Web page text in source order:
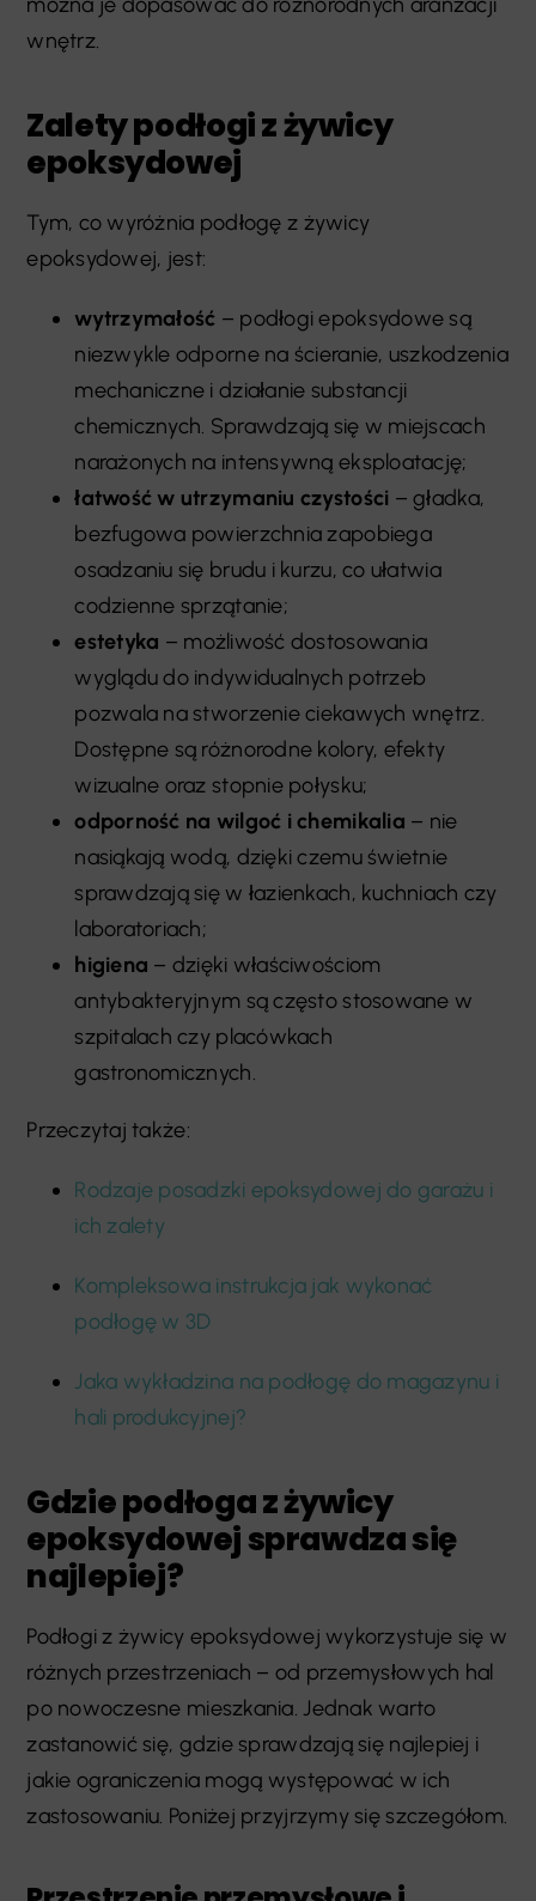
wnętrz.
Zalety podłogi z żywicy
epoksydowej
Tym, co wyróżnia podłogę z żywicy
epoksydowej, jest:
wytrzymałość – podłogi epoksydowe są
niezwykle odporne na ścieranie, uszkodzenia
mechaniczne i działanie substancji
chemicznych. Sprawdzają się w miejscach
narażonych na intensywną eksploatację;
łatwość w utrzymaniu czystości – gładka,
bezfugowa powierzchnia zapobiega
osadzaniu się brudu i kurzu, co ułatwia
codzienne sprzątanie;
estetyka – możliwość dostosowania
wyglądu do indywidualnych potrzeb
pozwala na stworzenie ciekawych wnętrz.
Dostępne są różnorodne kolory, efekty
wizualne oraz stopnie połysku;
odporność na wilgoć i chemikalia – nie
nasiąkają wodą, dzięki czemu świetnie
sprawdzają się w łazienkach, kuchniach czy
laboratoriach;
higiena – dzięki właściwościom
antybakteryjnym są często stosowane w
szpitalach czy placówkach
gastronomicznych.
Przeczytaj także:
Rodzaje posadzki epoksydowej do garażu i
ich zalety
Kompleksowa instrukcja jak wykonać
podłogę w 3D
Jaka wykładzina na podłogę do magazynu i
hali produkcyjnej?
Gdzie podłoga z żywicy
epoksydowej sprawdza się
najlepiej?
Podłogi z żywicy epoksydowej wykorzystuje się w
różnych przestrzeniach – od przemysłowych hal
po nowoczesne mieszkania. Jednak warto
zastanowić się, gdzie sprawdzają się najlepiej i
jakie ograniczenia mogą występować w ich
zastosowaniu. Poniżej przyjrzymy się szczegółom.